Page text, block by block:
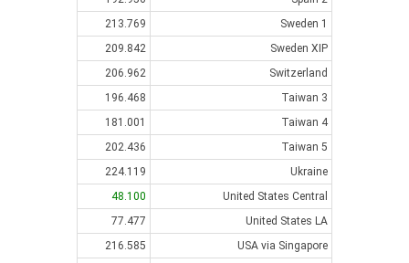
Sweden 1
213.769
Sweden XIP
209.842
Switzerland
206.962
Taiwan 3
196.468
Taiwan 4
181.001
Taiwan 5
202.436
Ukraine
224.119
United States Central
48.100
United States LA
77.477
USA via Singapore
216.585